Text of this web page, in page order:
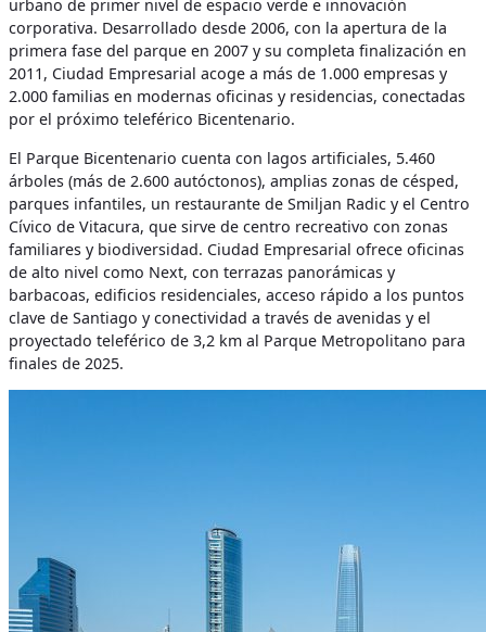
urbano de primer nivel de espacio verde e innovación
corporativa. Desarrollado desde 2006, con la apertura de la
primera fase del parque en 2007 y su completa finalización en
2011, Ciudad Empresarial acoge a más de 1.000 empresas y
2.000 familias en modernas oficinas y residencias, conectadas
por el próximo teleférico Bicentenario.
El Parque Bicentenario cuenta con lagos artificiales, 5.460
árboles (más de 2.600 autóctonos), amplias zonas de césped,
parques infantiles, un restaurante de Smiljan Radic y el Centro
Cívico de Vitacura, que sirve de centro recreativo con zonas
familiares y biodiversidad. Ciudad Empresarial ofrece oficinas
de alto nivel como Next, con terrazas panorámicas y
barbacoas, edificios residenciales, acceso rápido a los puntos
clave de Santiago y conectividad a través de avenidas y el
proyectado teleférico de 3,2 km al Parque Metropolitano para
finales de 2025.